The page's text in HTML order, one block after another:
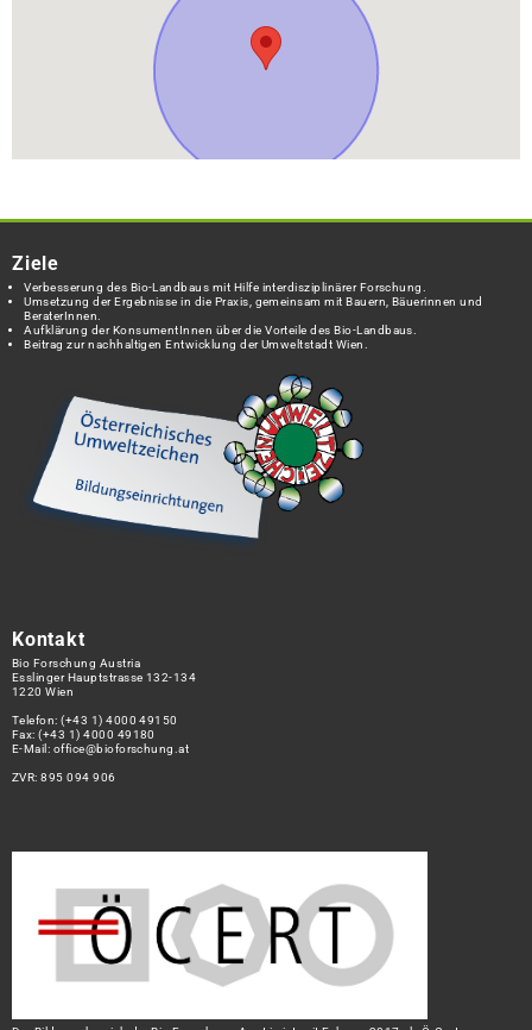
Ziele
Verbesserung des Bio-Landbaus mit Hilfe interdisziplinärer Forschung.
Umsetzung der Ergebnisse in die Praxis, gemeinsam mit Bauern, Bäuerinnen und
BeraterInnen.
Aufklärung der KonsumentInnen über die Vorteile des Bio-Landbaus.
Beitrag zur nachhaltigen Entwicklung der Umweltstadt Wien.
Kontakt
Bio Forschung Austria
Esslinger Hauptstrasse 132-134
1220 Wien
Telefon:(+43 1) 4000 49150
Fax: (+43 1) 4000 49180
E-Mail: office@bioforschung.at
ZVR: 895 094 906